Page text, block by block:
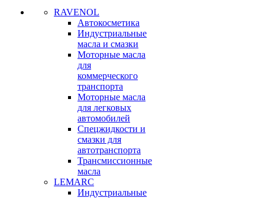
RAVENOL
Автокосметика
Индустриальные
масла и смазки
Моторные масла
для
коммерческого
транспорта
Моторные масла
для легковых
автомобилей
Спецжидкости и
смазки для
автотранспорта
Трансмиссионные
масла
LEMARC
Индустриальные